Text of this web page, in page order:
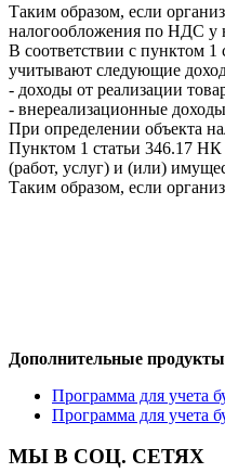
Таким образом, если
налогообложения по НДС у
В соответствии с пунктом
учитывают следующие
- доходы от реализации
- внереализационные
При определении объекта
Пунктом 1 статьи 346.17 НК
(работ, услуг) и (или)
Таким образом, если
Дополнительные
Программа для учета
Программа для учета
МЫ В СОЦ. СЕТЯХ